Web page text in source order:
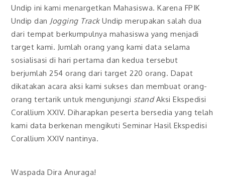
Undip ini kami menargetkan Mahasiswa. Karena FPIK
Undip dan Jogging TrackUndip merupakan salah dua
dari tempat berkumpulnya mahasiswa yang menjadi
target kami. Jumlah orang yang kami data selama
sosialisasi di hari pertama dan kedua tersebut
berjumlah 254 orang dari target 220 orang. Dapat
dikatakan acara aksi kami sukses dan membuat orang-
orang tertarik untuk mengunjungi standAksi Ekspedisi
Corallium XXIV. Diharapkan peserta bersedia yang telah
kami data berkenan mengikuti Seminar Hasil Ekspedisi
Corallium XXIV nantinya.
Waspada Dira Anuraga!